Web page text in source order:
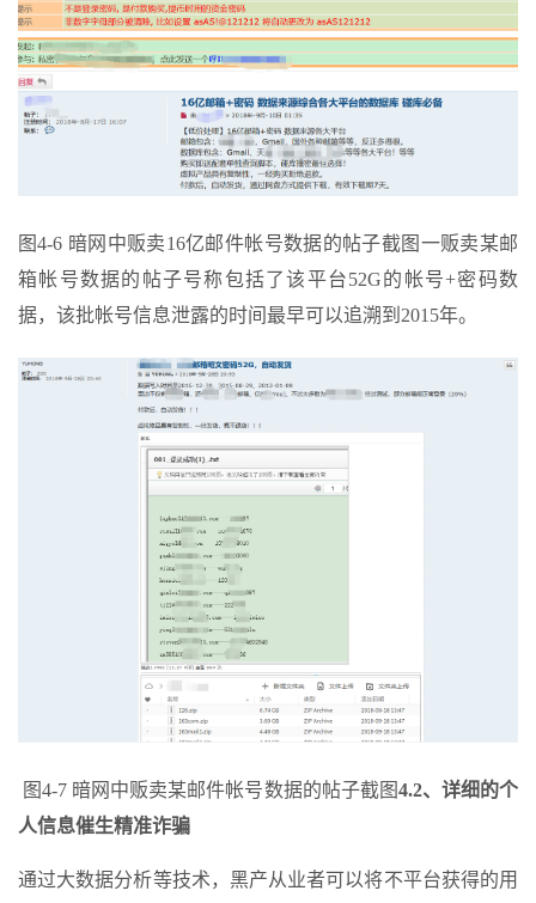
图4-6 暗网中贩卖16亿邮件帐号数据的帖子截图一贩卖某邮
箱帐号数据的帖子号称包括了该平台52G的帐号+密码数
据，该批帐号信息泄露的时间最早可以追溯到2015年。
图4-7 暗网中贩卖某邮件帐号数据的帖子截图4.2、详细的个
人信息催生精准诈骗
通过大数据分析等技术，黑产从业者可以将不平台获得的用